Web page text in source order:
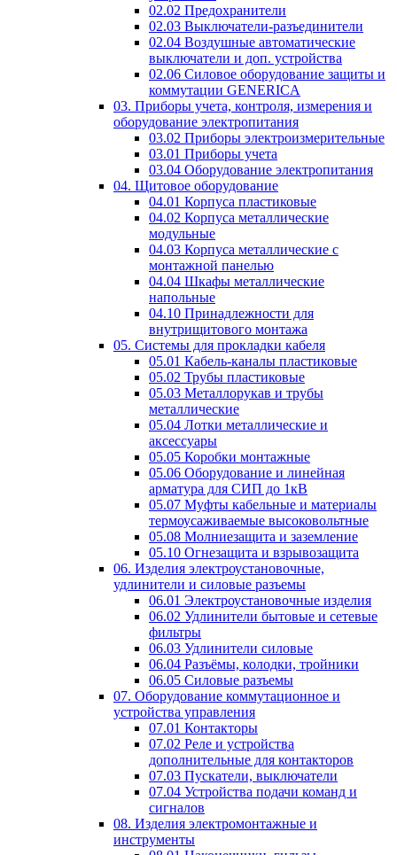
02.02 Предохранители
02.03 Выключатели-разъединители
02.04 Воздушные автоматические
выключатели и доп. устройства
02.06 Силовое оборудование защиты и
коммутации GENERICA
03. Приборы учета, контроля, измерения и
оборудование электропитания
03.02 Приборы электроизмерительные
03.01 Приборы учета
03.04 Оборудование электропитания
04. Щитовое оборудование
04.01 Корпуса пластиковые
04.02 Корпуса металлические
модульные
04.03 Корпуса металлические с
монтажной панелью
04.04 Шкафы металлические
напольные
04.10 Принадлежности для
внутрищитового монтажа
05. Системы для прокладки кабеля
05.01 Кабель-каналы пластиковые
05.02 Трубы пластиковые
05.03 Металлорукав и трубы
металлические
05.04 Лотки металлические и
аксессуары
05.05 Коробки монтажные
05.06 Оборудование и линейная
арматура для СИП до 1кВ
05.07 Муфты кабельные и материалы
термоусаживаемые высоковольтные
05.08 Молниезащита и заземление
05.10 Огнезащита и взрывозащита
06. Изделия электроустановочные,
удлинители и силовые разъемы
06.01 Электроустановочные изделия
06.02 Удлинители бытовые и сетевые
фильтры
06.03 Удлинители силовые
06.04 Разъёмы, колодки, тройники
06.05 Силовые разъемы
07. Оборудование коммутационное и
устройства управления
07.01 Контакторы
07.02 Реле и устройства
дополнительные для контакторов
07.03 Пускатели, выключатели
07.04 Устройства подачи команд и
сигналов
08. Изделия электромонтажные и
инструменты